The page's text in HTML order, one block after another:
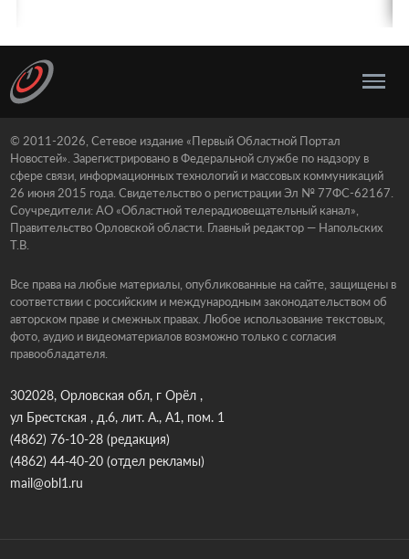
© 2011-2026, Сетевое издание «Первый Областной Портал
Новостей». Зарегистрировано в Федеральной службе по надзору в
сфере связи, информационных технологий и массовых коммуникаций
26 июня 2015 года. Свидетельство о регистрации Эл № 77ФС-62167.
Соучредители: АО «Областной телерадиовещательный канал»,
Правительство Орловской области. Главный редактор — Напольских
Т.В.
Все права на любые материалы, опубликованные на сайте, защищены в
соответствии с российским и международным законодательством об
авторском праве и смежных правах. Любое использование текстовых,
фото, аудио и видеоматериалов возможно только с согласия
правообладателя.
302028, Орловская обл, г Орёл ,
ул Брестская , д.6, лит. А., А1, пом. 1
(4862) 76-10-28(редакция)
(4862) 44-40-20(отдел рекламы)
mail@obl1.ru